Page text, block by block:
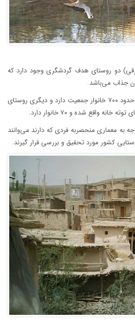
دو روستای هدف گردشگری وجود دارد که
جذاب می‌باشد.
یکی روستای توته خانه است که حدود ۷۰۰ خانوار جمعیت دارد و دیگری روستای
واقع شده و ۷۰ خانوار دارد.
به معماری منحصربه فردی که دارند می‌‌وانند
کشور مورد تحقیق و بررسی قرار گیرند.